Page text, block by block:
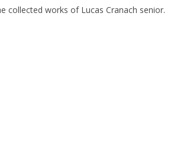
collected works of Lucas Cranach senior.